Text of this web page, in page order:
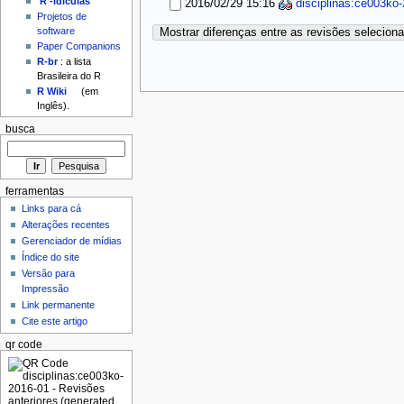
2016/02/29 15:16
disciplinas:ce003ko-
Mostrar diferenças entre as revisões
Projetos de
software
Paper Companions
R-br: a lista
Brasileira do R
R Wiki
(em
Inglês).
busca
ferramentas
Links para cá
Alterações recentes
Gerenciador de mídias
Índice do site
Versão para
Impressão
Link permanente
Cite este artigo
qr code